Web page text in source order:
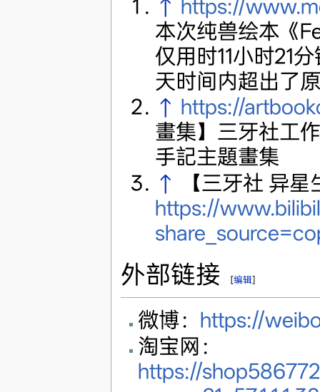
↑ https://
本次纯兽绘本《
仅用时11小时21
天时间内超出了
↑ https://
畫集】三牙社工
手記主題畫集
↑
【三牙社 异
https://
外部链接 [编辑]
微博： https://
淘宝网：
https://